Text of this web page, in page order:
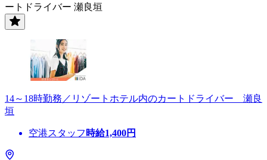
ートドライバー 瀬良垣
14～18時勤務／リゾートホテル内のカートドライバー 瀬良
垣
空港スタッフ 時給1,400円